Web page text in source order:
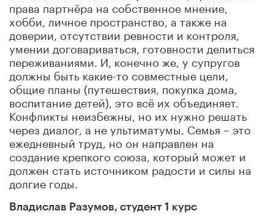
права партнёра на собственное мнение,
хобби, личное пространство, а также на
доверии, отсутствии ревности и контроля,
умении договариваться, готовности делиться
переживаниями. И, конечно же, у супругов
должны быть какие-то совместные цели,
общие планы (путешествия, покупка дома,
воспитание детей), это всё их объединяет.
Конфликты неизбежны, но их нужно решать
через диалог, а не ультиматумы. Семья – это
ежедневный труд, но он направлен на
создание крепкого союза, который может и
должен стать источником радости и силы на
долгие годы.
Владислав Разумов, студент 1 курс